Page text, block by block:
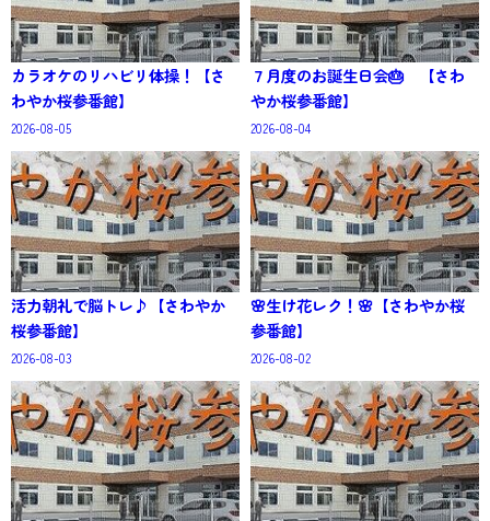
カラオケのリハビリ体操！【さ
わやか桜参番館】
2026-08-05
７月度のお誕生日会🎂 【さわ
やか桜参番館】
2026-08-04
活力朝礼で脳トレ♪【さわやか
桜参番館】
2026-08-03
🌸生け花レク！🌸【さわやか桜
参番館】
2026-08-02